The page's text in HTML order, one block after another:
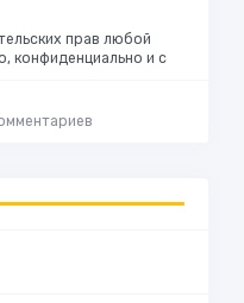
прав любой
конфиденциально и с